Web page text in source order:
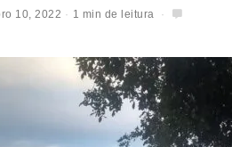
10, 2022 1 min de leitura